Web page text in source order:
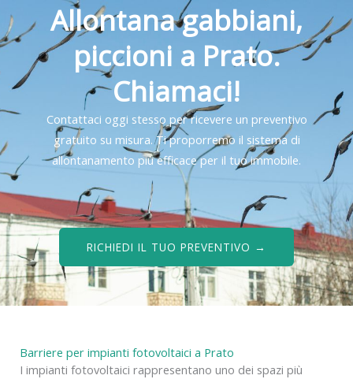
Allontana gabbiani,
piccioni a Prato.
Chiamaci!
Contattaci oggi stesso per ricevere un preventivo
gratuito su misura. Ti proporremo il sistema di
allontanamento più efficace per il tuo immobile.
RICHIEDI IL TUO PREVENTIVO →
Barriere per impianti fotovoltaici a Prato
I impianti fotovoltaici rappresentano uno dei spazi più